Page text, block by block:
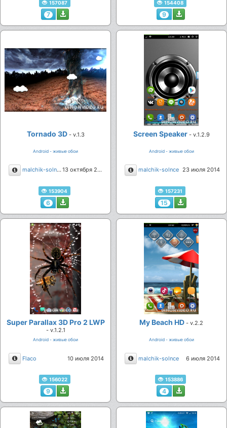
157087
7
154408
9
Tornado 3D- v.1.3
Android - живые обои
Описание malchik-solnce 13 октября 2014
153904
6
Screen Speaker- v.1.2.9
Android - живые обои
Описание
malchik-solnce 23 июля 2014
157231
15
Super Parallax 3D Pro 2 LWP
- v.1.2.1
Android - живые обои
Описание
Flaco 10 июля 2014
156022
9
My Beach HD - v.2.2
Android - живые обои
Описание
malchik-solnce 6 июля 2014
153886
4